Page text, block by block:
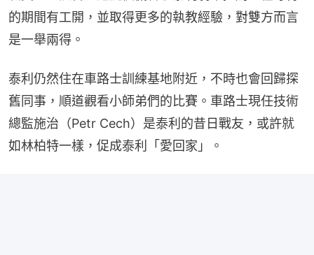
的期間有工開，並取得更多的執教經驗，對雙方而言
是一舉兩得。
泰利仍然住在車路士訓練基地附近，不時也會回歸探
舊同事，順道觀看小師弟們的比賽。車路士現任技術
總監施治（Petr Cech）是泰利的昔日戰友，或許就
如林柏特一樣，促成泰利「愛回家」。